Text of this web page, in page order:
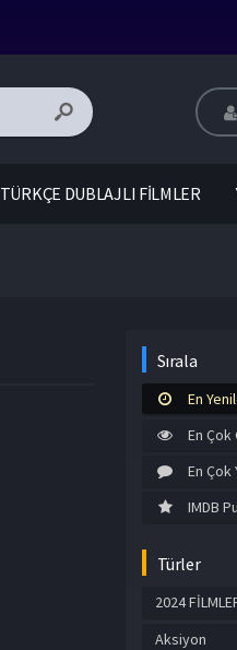
TÜRKÇE DUBLAJLI FİLMLER
Sırala
En
En
En Çok
IMDB
Türler
2024
Aksiyon